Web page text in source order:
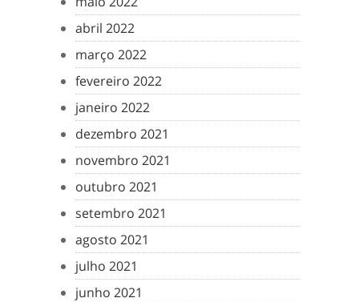
abril 2022
março 2022
fevereiro 2022
janeiro 2022
dezembro 2021
novembro 2021
outubro 2021
setembro 2021
agosto 2021
julho 2021
junho 2021